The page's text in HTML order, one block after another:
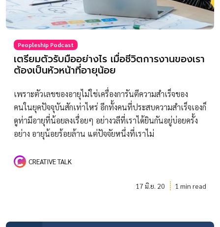
Peopleship Podcast
เตรียมตัวรับมืออย่างไร เมื่อชีวิตการงานของเรา
ต้องเป็นหัวหน้าที่อายุน้อย
เพราะตัวเลขของอายุไม่ใช่เครื่องการันตีความสำเร็จของ
คนในยุคปัจจุบันสักเท่าไหร่ อีกทั้งคนที่ประสบความสำเร็จเองก็
ดูท่ามีอายุที่น้อยลงเรื่อยๆ อย่างวลีที่เราได้ยินกันอยู่บ่อยครั้ง
อย่าง อายุน้อยร้อยล้าน แต่ปัจจัยหนึ่งที่เราไม่
CREATIVE TALK
17 มิ.ย. 20 1 min read